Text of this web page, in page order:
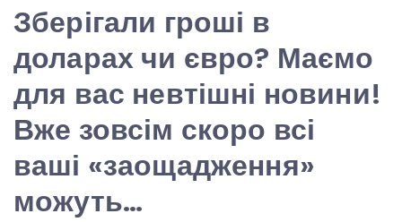
Зберігали гроші в
доларах чи євро? Маємо
для вас невтішні новини!
Вже зовсім скоро всі
ваші «заощадження»
можуть…